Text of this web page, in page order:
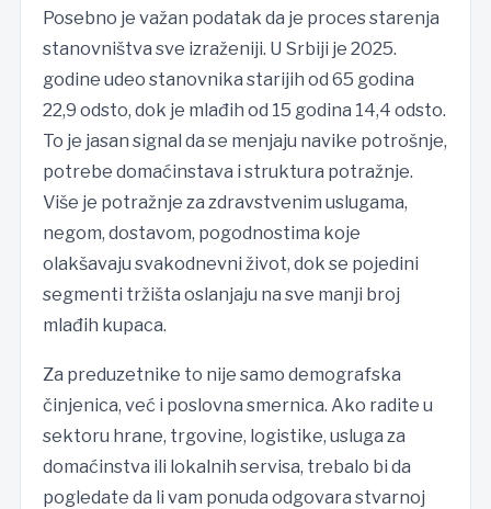
Posebno je važan podatak da je proces starenja
stanovništva sve izraženiji. U Srbiji je 2025.
godine udeo stanovnika starijih od 65 godina
22,9 odsto, dok je mlađih od 15 godina 14,4 odsto.
To je jasan signal da se menjaju navike potrošnje,
potrebe domaćinstava i struktura potražnje.
Više je potražnje za zdravstvenim uslugama,
negom, dostavom, pogodnostima koje
olakšavaju svakodnevni život, dok se pojedini
segmenti tržišta oslanjaju na sve manji broj
mlađih kupaca.
Za preduzetnike to nije samo demografska
činjenica, već i poslovna smernica. Ako radite u
sektoru hrane, trgovine, logistike, usluga za
domaćinstva ili lokalnih servisa, trebalo bi da
pogledate da li vam ponuda odgovara stvarnoj